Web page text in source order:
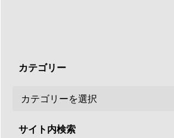
カテゴリー
サイト内検索